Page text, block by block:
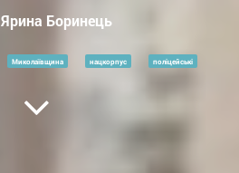
Ярина Боринець
Миколаївщина нацкорпус поліцейські